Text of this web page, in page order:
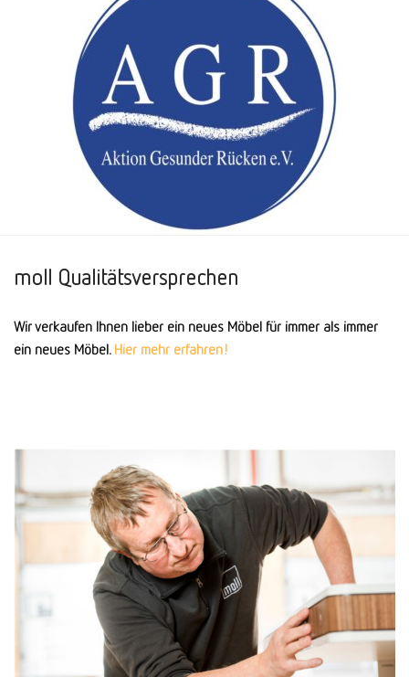
moll Qualitätsversprechen
Wir verkaufen Ihnen lieber ein neues Möbel für immer als immer
ein neues Möbel. Hier mehr erfahren!